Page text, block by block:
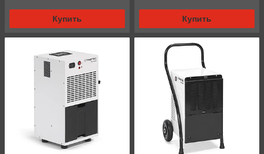
Купить Купить